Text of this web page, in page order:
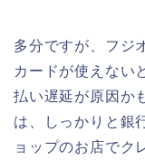
多分ですが、フジ
カードが使えない
払い遅延が原因か
は、しっかりと銀
ョップのお店でク